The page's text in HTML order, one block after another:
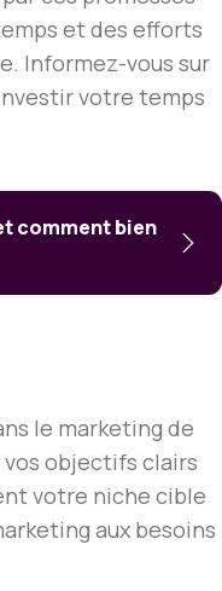
et des efforts
Informez-vous sur
votre temps
comment bien
le marketing de
objectifs clairs
votre niche cible
aux besoins